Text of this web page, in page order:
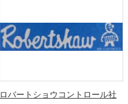
ロバートショウコントロール社